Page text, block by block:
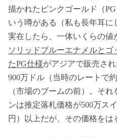
描かれたピンクゴールド（
いう噂がある（私も長年耳
実在したら、一体いくらの値
ソリッドブルーエナメルと
たPG仕様がアジアで販売さ
900万ドル（当時のレートで
（市場のブームの前）。そ
ンは推定落札価格が500万ス
円）以上だが、その価格をは